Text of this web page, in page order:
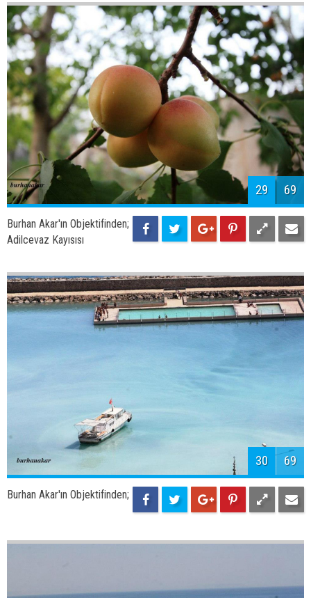
31 69
Burhan Akar'ın Objektifinden;
Adilcevaz sahil yolu
Burhan Akar'ın Objektifinden;
Aygır Gölü